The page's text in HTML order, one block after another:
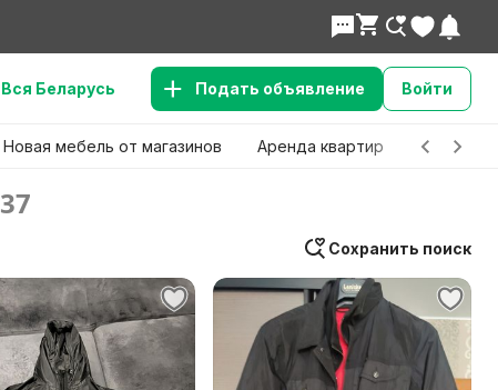
Вся Беларусь Подать объявление Войти
Новая мебель от магазинов Аренда квартир Детские
37
Сохранить поиск